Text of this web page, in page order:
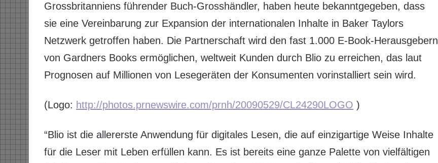
Grossbritanniens führender Buch-Grosshändler, haben heute bekanntgegeben, dass
sie eine Vereinbarung zur Expansion der internationalen Inhalte in Baker Taylors
Netzwerk getroffen haben. Die Partnerschaft wird den fast 1.000 E-Book-Herausgebern
von Gardners Books ermöglichen, weltweit Kunden durch Blio zu erreichen, das laut
Prognosen auf Millionen von Lesegeräten der Konsumenten vorinstalliert sein wird.
(Logo: http://photos.prnewswire.com/prnh/20090529/CL24290LOGO )
“Blio ist die allererste Anwendung für digitales Lesen, die auf einzigartige Weise Inhalte
für die Leser mit Leben erfüllen kann. Es ist bereits eine ganze Palette von vielfältigen